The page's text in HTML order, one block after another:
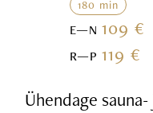
180 min
E—N109 €
R—P119 €
Ühendage